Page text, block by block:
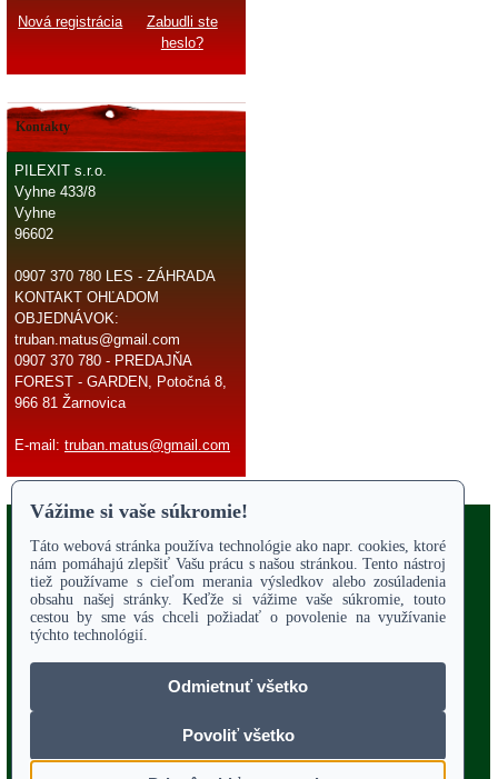
Nová registrácia
Zabudli ste
heslo?
Kontakty
PILEXIT s.r.o.
Vyhne 433/8
Vyhne
96602
0907 370 780 LES - ZÁHRADA
KONTAKT OHĽADOM
OBJEDNÁVOK:
truban.matus@gmail.com
0907 370 780 - PREDAJŇA
FOREST - GARDEN, Potočná 8,
966 81 Žarnovica
E-mail: truban.matus@gmail.com
Copyright 2017 Odstúpiť od zmluvy
ÚVODNÁ STRANA
Online parts katalógy
O NÁS
SERVIS
Služby - záhrada
OBCHODNÉ PODMIENKY
REKLAMAČNÝ PORIADOK
VZOROVÝ FORMULÁR ODSTÚPENIA OD ZMLUVY